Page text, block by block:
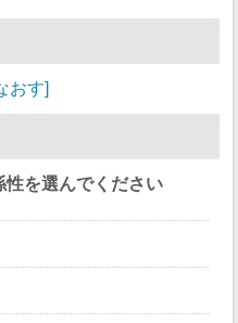
0
21
おす
性を選んでください